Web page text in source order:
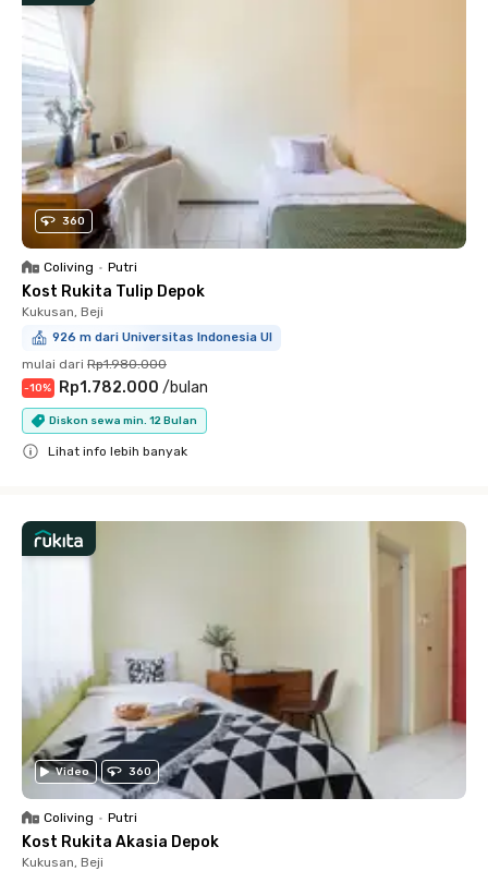
360
Coliving • Putri
Kost Rukita Tulip Depok
Kukusan, Beji
926 m dari Universitas Indonesia UI
mulai dari Rp1.980.000
-10% Rp1.782.000 /bulan
Diskon sewa min. 12 Bulan
Lihat info lebih banyak
Video 360
Coliving • Putri
Kost Rukita Akasia Depok
Kukusan, Beji